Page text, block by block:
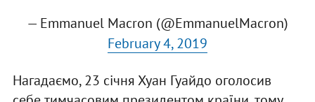
— Emmanuel Macron (@EmmanuelMacron)
February 4, 2019
Нагадаємо, 23 січня Хуан Гуайдо оголосив